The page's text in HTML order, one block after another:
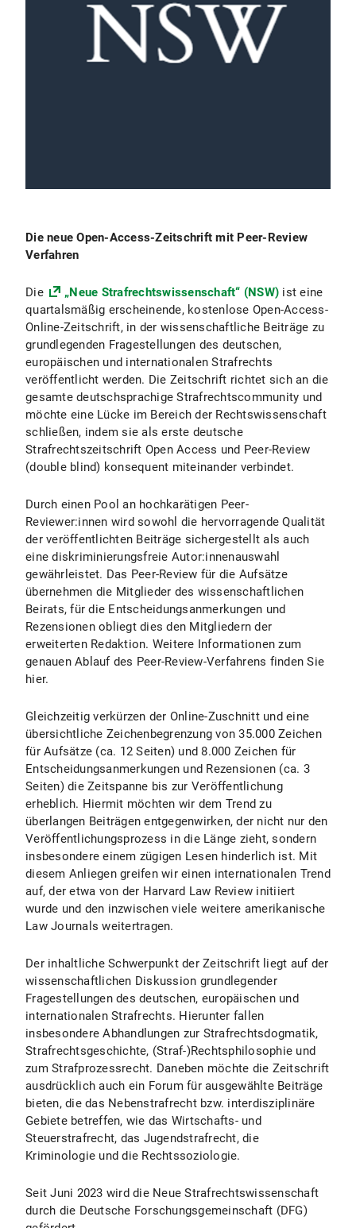
Die neue Open-Access-Zeitschrift mit Peer-Review
Verfahren
Die „Neue Strafrechtswissenschaft“ (NSW) ist eine
quartalsmäßig erscheinende, kostenlose Open-Access-
Online-Zeitschrift, in der wissenschaftliche Beiträge zu
grundlegenden Fragestellungen des deutschen,
europäischen und internationalen Strafrechts
veröffentlicht werden. Die Zeitschrift richtet sich an die
gesamte deutschsprachige Strafrechtscommunity und
möchte eine Lücke im Bereich der Rechtswissenschaft
schließen, indem sie als erste deutsche
Strafrechtszeitschrift Open Access und Peer-Review
(double blind) konsequent miteinander verbindet.
Durch einen Pool an hochkarätigen Peer-
Reviewer:innen wird sowohl die hervorragende Qualität
der veröffentlichten Beiträge sichergestellt als auch
eine diskriminierungsfreie Autor:innenauswahl
gewährleistet. Das Peer-Review für die Aufsätze
übernehmen die Mitglieder des wissenschaftlichen
Beirats, für die Entscheidungsanmerkungen und
Rezensionen obliegt dies den Mitgliedern der
erweiterten Redaktion. Weitere Informationen zum
genauen Ablauf des Peer-Review-Verfahrens finden Sie
hier.
Gleichzeitig verkürzen der Online-Zuschnitt und eine
übersichtliche Zeichenbegrenzung von 35.000 Zeichen
für Aufsätze (ca. 12 Seiten) und 8.000 Zeichen für
Entscheidungsanmerkungen und Rezensionen (ca. 3
Seiten) die Zeitspanne bis zur Veröffentlichung
erheblich. Hiermit möchten wir dem Trend zu
überlangen Beiträgen entgegenwirken, der nicht nur den
Veröffentlichungsprozess in die Länge zieht, sondern
insbesondere einem zügigen Lesen hinderlich ist. Mit
diesem Anliegen greifen wir einen internationalen Trend
auf, der etwa von der Harvard Law Review initiiert
wurde und den inzwischen viele weitere amerikanische
Law Journals weitertragen.
Der inhaltliche Schwerpunkt der Zeitschrift liegt auf der
wissenschaftlichen Diskussion grundlegender
Fragestellungen des deutschen, europäischen und
internationalen Strafrechts. Hierunter fallen
insbesondere Abhandlungen zur Strafrechtsdogmatik,
Strafrechtsgeschichte, (Straf-)Rechtsphilosophie und
zum Strafprozessrecht. Daneben möchte die Zeitschrift
ausdrücklich auch ein Forum für ausgewählte Beiträge
bieten, die das Nebenstrafrecht bzw. interdisziplinäre
Gebiete betreffen, wie das Wirtschafts- und
Steuerstrafrecht, das Jugendstrafrecht, die
Kriminologie und die Rechtssoziologie.
Seit Juni 2023 wird die Neue Strafrechtswissenschaft
durch die Deutsche Forschungsgemeinschaft (DFG)